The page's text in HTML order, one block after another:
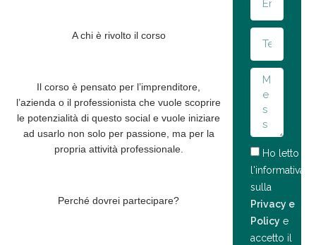
A chi è rivolto il corso
Il corso è pensato per l’imprenditore,
l’azienda o il professionista che vuole scoprire
le potenzialità di questo social e vuole iniziare
ad usarlo non solo per passione, ma per la
propria attività professionale.
Perché dovrei partecipare?
Ho letto
l'informativa
sulla
Privacy e
Policye
accetto il